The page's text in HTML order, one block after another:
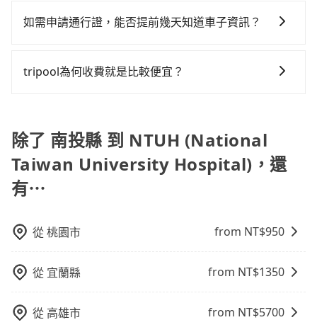
路。但如果全程使用tripool並到府專車接送，則每人平
會額外浪費時間在轉乘與等車上，現在還不馬上來預約
更是沒有較大的七人座或九人座可供選擇，而且無人租
車都好像在開樂透一樣。另外，偶爾也會遇到明明已經
還看似方便，但實際使用時還是有其區域的限制，實際
可停靠的地點與你的上下車地點仍有段距離，在遇到下
雨天或者載行李時，就顯得非常不便。
免當場被坑受騙。綜合以上，無論在價格或服務品質
策，讓您在規劃行程時能更無後顧之憂。無論您是要前
tripool旅步絕對是您值得信任的不二選擇！
字的「R」開頭，受車隊嚴格管理及審核後才可入隊，成
相關法規。
如需申請通行證，能否提前幾天知道車子資訊？
供用車前一天凌晨六點前取消訂單的服務。所以我們會
booking@tripool.app，將有專人協助回覆確認是否能
協助安排。」
tripool為何收費就是比較便宜？
因為司機素質比較差、車上會有煙味、或者車齡過大，
但事實恰恰相反。tripool不僅有嚴密的篩選機制，定期
淘汰顧客評分較低的司機，且車輛均要求5年內新車，司
機也絕對不會在車內吸煙，於新冠肺炎期間也絕對全程
因來自於自行研發的AI車輛調度演算法，能有效降低空
車率，也就是提高俗稱「回頭車」的比例。這不僅體現
雙十等）能用更少的司機來服務更多的旅客，意味著使
低，如此便反應在服務品質的控管會更佳。但tripool網
站上的價格是動態的，一般來說越早預訂價格越優，且
除了 南投縣 到 NTUH (National
Taiwan University Hospital)，還
有⋯
從桃園市 from NT$950
從 宜蘭縣 from NT$1350
從 高雄市 from NT$5700